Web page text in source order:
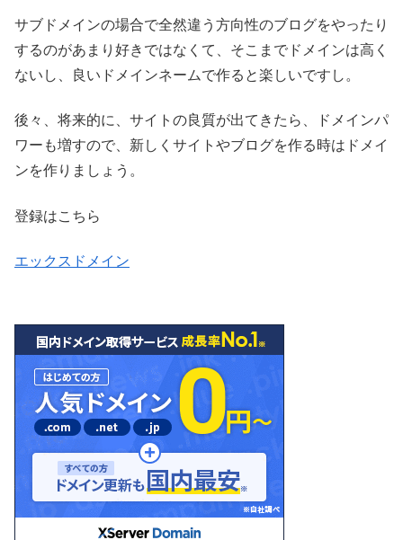
サブドメインの場合で全然違う方向性のブログをやったり
するのがあまり好きではなくて、そこまでドメインは高く
ないし、良いドメインネームで作ると楽しいですし。
後々、将来的に、サイトの良質が出てきたら、ドメインパ
ワーも増すので、新しくサイトやブログを作る時はドメイ
ンを作りましょう。
登録はこちら
エックスドメイン